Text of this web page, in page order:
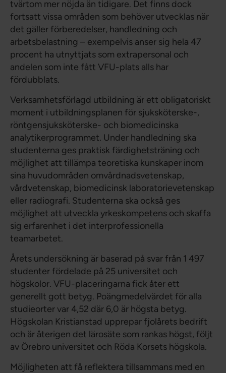
tvärtom mer nöjda än tidigare. Det finns dock
fortsatt vissa områden som behöver utvecklas när
det gäller förberedelser, handledning och
arbetsbelastning – exempelvis anser sig hela 47
procent ha utnyttjats som extrapersonal och
andelen som inte fått VFU-plats alls har
fördubblats.
Verksamhetsförlagd utbildning är ett obligatoriskt
moment i utbildningsplanen för sjuksköterske-,
röntgensjuksköterske- och biomedicinska
analytikerprogrammet. Under handledning ska
studenterna ges praktisk färdighetsträning och
möjlighet att tillämpa teoretiska kunskaper inom
sina huvudområden omvårdnadsvetenskap,
vårdvetenskap, biomedicinsk laboratorievetenskap
eller radiografi. Studenterna ska också ges
möjlighet att utveckla yrkeskompetens och skaffa
sig erfarenhet i det interprofessionella
teamarbetet.
Årets undersökning är baserad på svar från 1 497
studenter fördelade på 25 universitet och
högskolor. VFU-placeringarna fick åter ett
generellt gott betyg. Poängmedelvärdet för alla
studieorter var 4,52 där 6,0 är högsta betyg.
Högskolan Kristianstad upprepar fjolårets bedrift
och är återigen det lärosäte som rankas högst, följt
av Örebro universitet och Röda Korsets högskola.
Möjligheten att få reflektera tillsammans med en